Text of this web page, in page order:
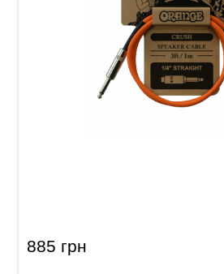
885 грн